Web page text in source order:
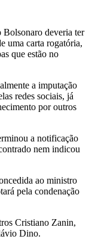
Bolsonaro deveria ter
uma carta rogatória,
que estão no
a imputação
redes sociais, já
por outros
a notificação
nem indicou
ao ministro
pela condenação
Cristiano Zanin,
Dino.